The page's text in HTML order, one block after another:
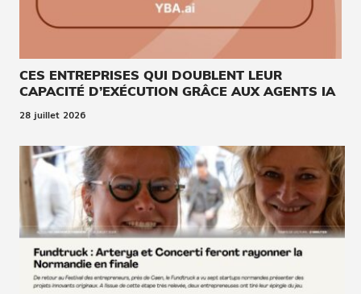
CES ENTREPRISES QUI DOUBLENT LEUR
CAPACITÉ D’EXÉCUTION GRÂCE AUX AGENTS IA
28 juillet 2026